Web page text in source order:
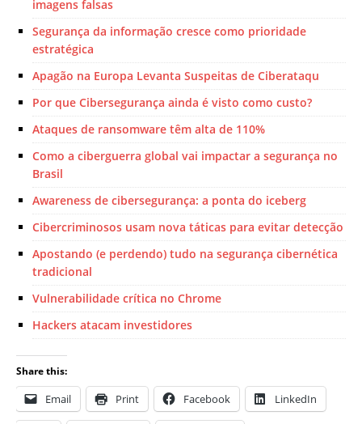
imagens falsas
Segurança da informação cresce como prioridade
estratégica
Apagão na Europa Levanta Suspeitas de Ciberataqu
Por que Cibersegurança ainda é visto como custo?
Ataques de ransomware têm alta de 110%
Como a ciberguerra global vai impactar a segurança no
Brasil
Awareness de cibersegurança: a ponta do iceberg
Cibercriminosos usam nova táticas para evitar detecção
Apostando (e perdendo) tudo na segurança cibernética
tradicional
Vulnerabilidade crítica no Chrome
Hackers atacam investidores
Share this:
Email Print Facebook LinkedIn